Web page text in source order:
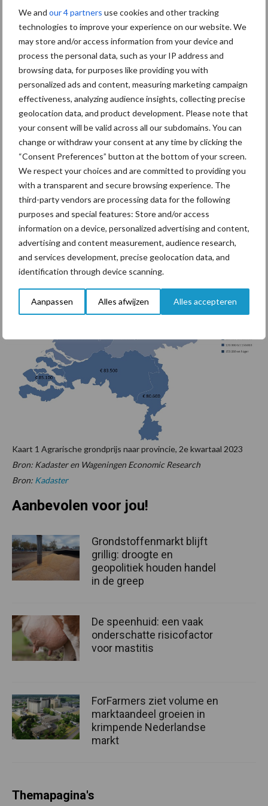
We and our 4 partners use cookies and other tracking
technologies to improve your experience on our website. We
may store and/or access information from your device and
process the personal data, such as your IP address and
browsing data, for purposes like providing you with
personalized ads and content, measuring marketing campaign
effectiveness, analyzing audience insights, collecting precise
geolocation data, and product development. Please note that
your consent will be valid across all our subdomains. You can
change or withdraw your consent at any time by clicking the
“Consent Preferences” button at the bottom of your screen.
We respect your choices and are committed to providing you
with a transparent and secure browsing experience. The
third-party vendors are processing data for the following
purposes and special features: Store and/or access
information on a device, personalized advertising and content,
advertising and content measurement, audience research,
and services development, precise geolocation data, and
identification through device scanning.
Aanpassen Alles afwijzen Alles accepteren
Grondprijzen
In de onderstaande kaart zijn de provinciale agrarische
grondprijzen in het meest recente kwartaal opgenomen. De
van 2023 uiteen van 60.700 euro in Friesland tot 161.900 euro
per hectare in Flevoland. In de drie zuidelijke provincies en in
Noord-Holland ligt de grondprijs tussen ongeveer 81.000 en
85.000 euro per hectare, en in de overige zes provincies (in het
noorden, oosten en midden van het land) zit de prijs rond 70.000
euro per hectare.
Kaart 1 Agrarische grondprijs naar provincie, 2e kwartaal 2023
Bron: Kadaster en Wageningen Economic Research
Bron: Kadaster
Aanbevolen voor jou!
Grondstoffenmarkt blijft
grillig: droogte en
geopolitiek houden handel
in de greep
De speenhuid: een vaak
onderschatte risicofactor
voor mastitis
ForFarmers ziet volume en
marktaandeel groeien in
krimpende Nederlandse
markt
Themapagina's